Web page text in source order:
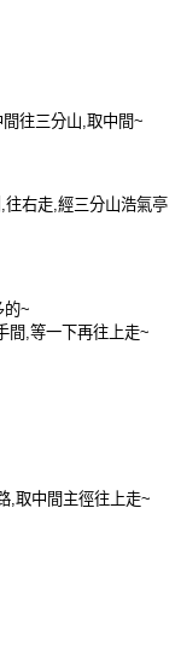
間往三分山 取中間~
往右走 經三分山浩氣亭
的~
間 等一下再往上走~
取中間主徑往上走~